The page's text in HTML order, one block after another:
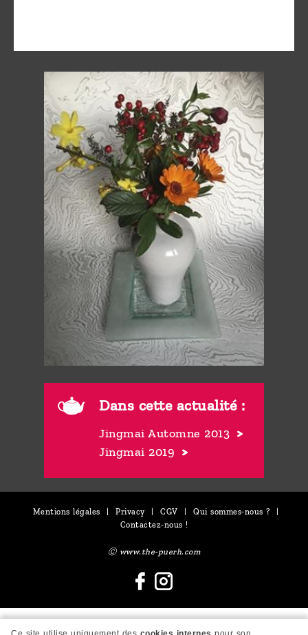
Dans cette actualité :
Jingmai Automne 2013
Jingmai 2019
Mentions légales | Privacy | CGV | Qui sommes-nous ?
|
Contactez-nous !
Ⓒ www.the-puerh.com